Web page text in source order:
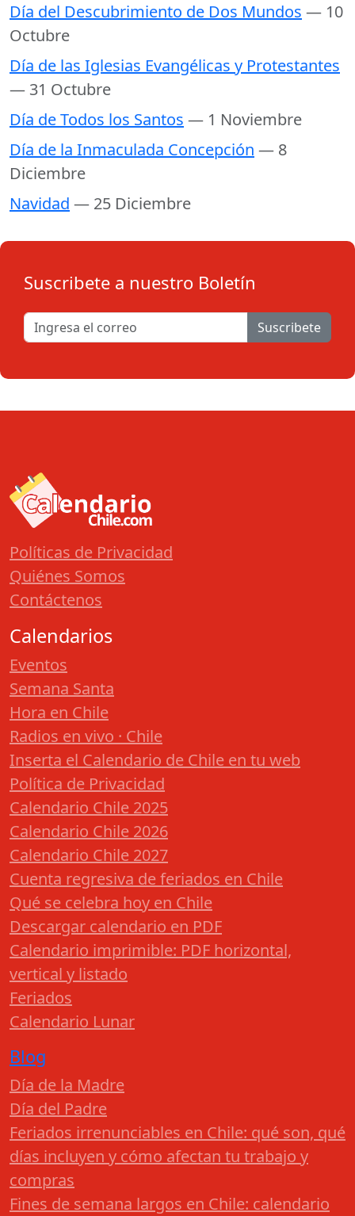
Día del Descubrimiento de Dos Mundos — 10
Octubre
Día de las Iglesias Evangélicas y Protestantes
— 31 Octubre
Día de Todos los Santos — 1 Noviembre
Día de la Inmaculada Concepción — 8
Diciembre
Navidad — 25 Diciembre
Suscribete a nuestro Boletín
Suscribete
Políticas de Privacidad
Quiénes Somos
Contáctenos
Calendarios
Eventos
Semana Santa
Hora en Chile
Radios en vivo · Chile
Inserta el Calendario de Chile en tu web
Política de Privacidad
Calendario Chile 2025
Calendario Chile 2026
Calendario Chile 2027
Cuenta regresiva de feriados en Chile
Qué se celebra hoy en Chile
Descargar calendario en PDF
Calendario imprimible: PDF horizontal,
vertical y listado
Feriados
Calendario Lunar
Blog
Día de la Madre
Día del Padre
Feriados irrenunciables en Chile: qué son, qué
días incluyen y cómo afectan tu trabajo y
compras
Fines de semana largos en Chile: calendario